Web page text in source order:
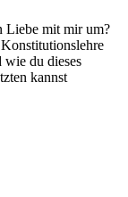
Liebe mit mir um?
wie du dieses
kannst